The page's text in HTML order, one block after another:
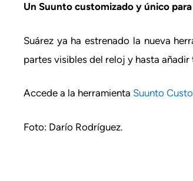
Un Suunto customizado y único para
Suárez ya ha estrenado la nueva
partes visibles del reloj y hasta
Accede a la herramienta Suunto
Foto: Darío Rodríguez.